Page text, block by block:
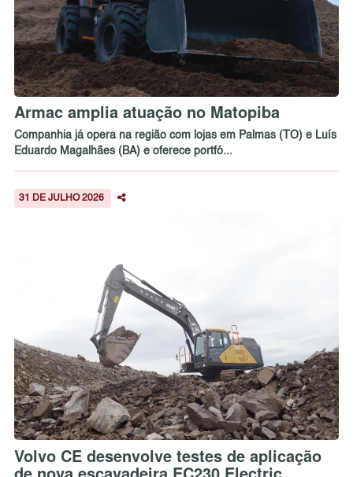
Armac amplia atuação no Matopiba
Companhia já opera na região com lojas em Palmas (TO) e Luís
Eduardo Magalhães (BA) e oferece portfó...
31 DE JULHO 2026
Volvo CE desenvolve testes de aplicação